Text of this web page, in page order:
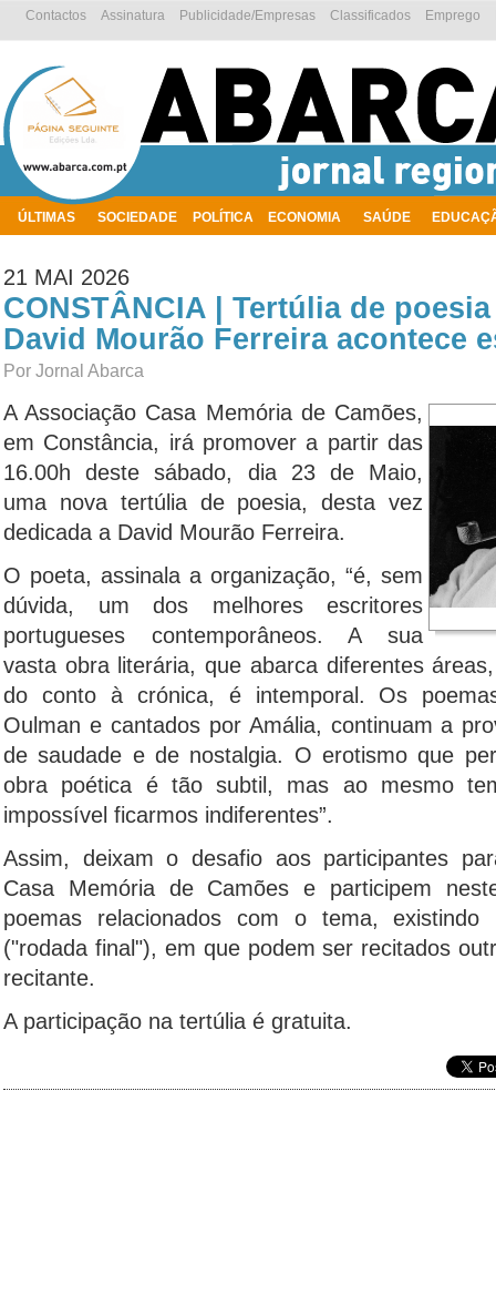
ÚLTIMAS SOCIEDADE POLÍTICA ECONOMIA SAÚDE
Emprego
Classificados
Publicidade/Empresas
Assinatura
Contactos
21 MAI 2026
CONSTÂNCIA | Tertúlia de
David Mourão Ferreira acontece
Por Jornal Abarca
A Associação Casa Memória de Camões,
em Constância, irá promover a partir das
16.00h deste sábado, dia 23 de Maio,
uma nova tertúlia de poesia, desta vez
dedicada a David Mourão Ferreira.
O poeta, assinala a organização, “é, sem
dúvida, um dos melhores escritores
portugueses contemporâneos. A sua
vasta obra literária, que abarca diferentes
do conto à crónica, é intemporal. Os
Oulman e cantados por Amália, continuam a
de saudade e de nostalgia. O erotismo que
obra poética é tão subtil, mas ao mesmo
impossível ficarmos indiferentes”.
Assim, deixam o desafio aos participantes
Casa Memória de Camões e participem
poemas relacionados com o tema,
("rodada final"), em que podem ser recitados
recitante.
A participação na tertúlia é gratuita.